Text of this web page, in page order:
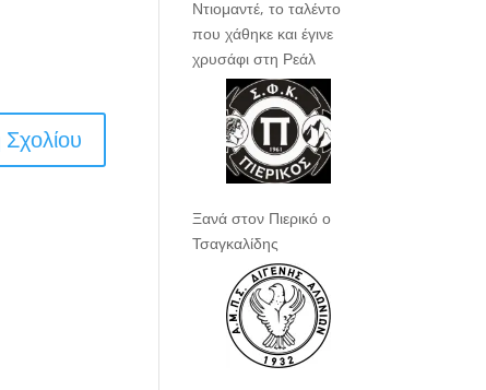
Ντιομαντέ, το ταλέντο
που χάθηκε και έγινε
χρυσάφι στη Ρεάλ
Ξανά στον Πιερικό ο
Τσαγκαλίδης